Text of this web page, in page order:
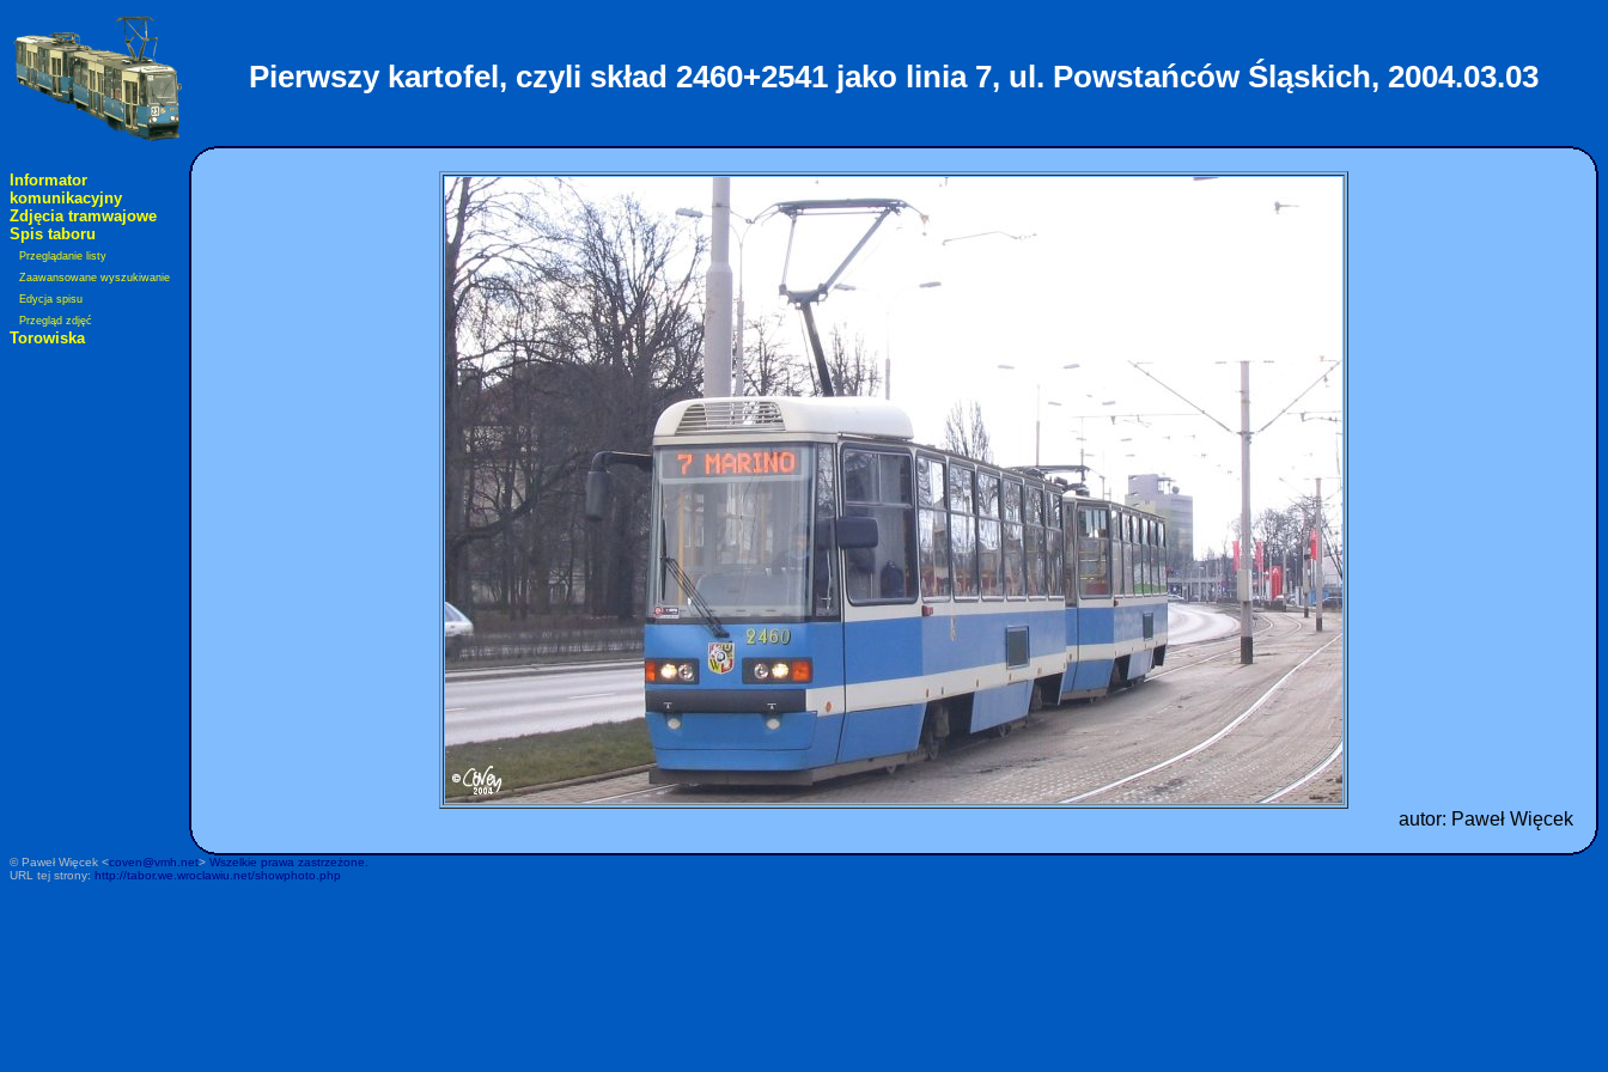
Pierwszy kartofel, czyli skład 2460+2541 jako linia 7, ul. Powstańców Śląskich, 2004.03.03
Informator
komunikacyjny
Zdjęcia tramwajowe
Spis taboru
Przeglądanie listy
Zaawansowane wyszukiwanie
Edycja spisu
Przegląd zdjęć
Torowiska
autor: Paweł Więcek
© Paweł Więcek <coven@vmh.net> Wszelkie prawa zastrzeżone.
URL tej strony: http://tabor.we.wroclawiu.net/showphoto.php